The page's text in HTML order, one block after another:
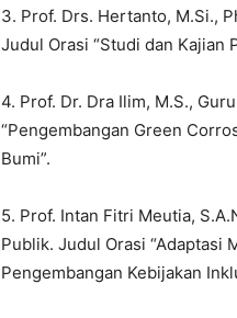
3. Prof. Drs. Hertanto, M.Si.,
Judul Orasi “Studi dan Kajian
4. Prof. Dr. Dra Ilim, M.S.,
“Pengembangan Green
Bumi”.
5. Prof. Intan Fitri Meutia,
Publik. Judul Orasi “Adaptasi
Pengembangan Kebijakan